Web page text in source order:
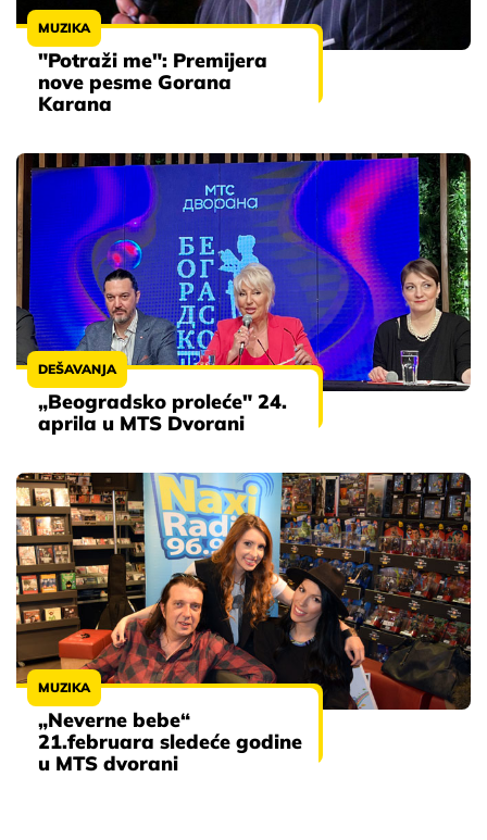
MUZIKA
"Potraži me": Premijera
nove pesme Gorana
Karana
DEŠAVANJA
„Beogradsko proleće" 24.
aprila u MTS Dvorani
MUZIKA
„Neverne bebe“
21.februara sledeće godine
u MTS dvorani